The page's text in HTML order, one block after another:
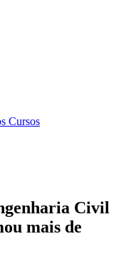
Cursos
Civil
mais de